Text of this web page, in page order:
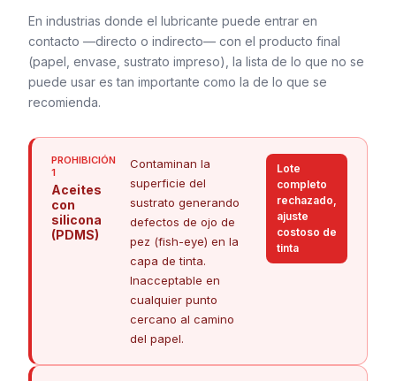
En industrias donde el lubricante puede entrar en
contacto —directo o indirecto— con el producto final
(papel, envase, sustrato impreso), la lista de lo que no se
puede usar es tan importante como la de lo que se
recomienda.
PROHIBICIÓN
1
Aceites
con
silicona
(PDMS)
Contaminan la
superficie del
sustrato generando
defectos de ojo de
pez (fish-eye) en la
capa de tinta.
Inacceptable en
cualquier punto
cercano al camino
del papel.
Lote
completo
rechazado,
ajuste
costoso de
tinta